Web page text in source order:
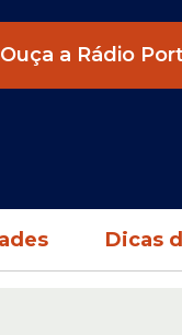
Ouça a Rádio
Dicas